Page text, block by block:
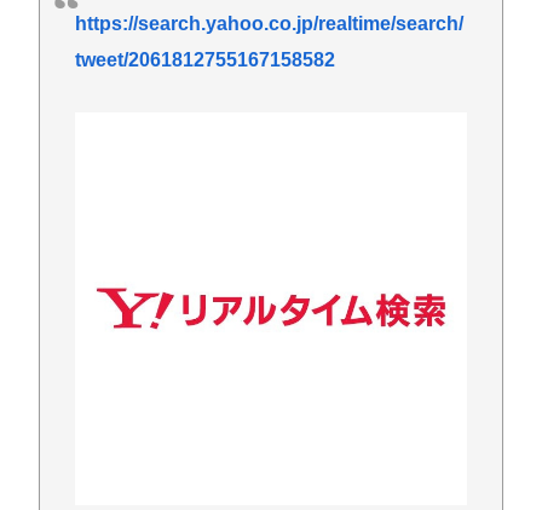
をポルノのように楽しむ陰湿な趣味』が流行ってい
る」
【悲報】ショートスリーパー堀、ショートスリーパ
https://search.yahoo.co.jp/realtime/search/
tweet/2061812755167158582